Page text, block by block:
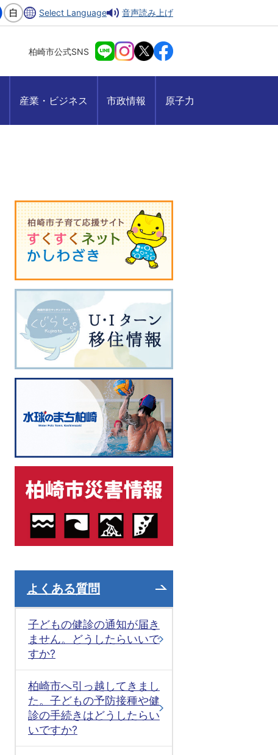
Select Language 音声読み上げ
柏崎市公式SNS
産業・ビジネス 市政情報 原子力
よくある質問
子どもの健診の通知が届き
ません。どうしたらいいで
すか?
柏崎市へ引っ越してきまし
た。子どもの予防接種や健
診の手続きはどうしたらい
いですか?